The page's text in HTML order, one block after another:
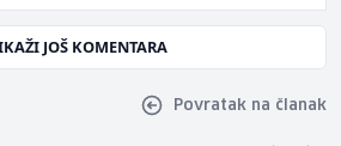
JOŠ KOMENTARA
Povratak na članak